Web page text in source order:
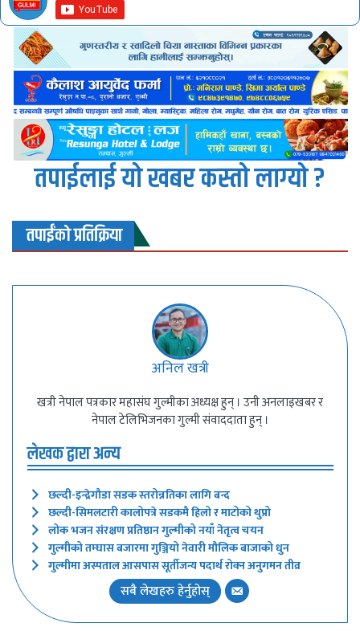
तपाईलाई यो खबर कस्तो लाग्यो ?
तपाईंको प्रतिक्रिया
अनिल खत्री
खत्री नेपाल पत्रकार महासंघ गुल्मीका अध्यक्ष हुन् । उनी अनलाइखबर र
नेपाल टेलिभिजनका गुल्मी संवाददाता हुन् ।
लेखक द्वारा अन्य
छल्दी-इन्द्रेगौडा सडक स्तरोन्नतिका लागि बन्द
छल्दी-सिमलटारी कालोपत्रे सडकमै हिलो र माटोको थुप्रो
लोक भजन संरक्षण प्रतिष्ठान गुल्मीको नयाँ नेतृत्व चयन
गुल्मीको तम्घास बजारमा गुञ्जियो नेवारी मौलिक बाजाको धुन
गुल्मीमा अस्पताल आसपास सूर्तीजन्य पदार्थ रोक्न अनुगमन तीव्र
सबै लेखहरु हेर्नुहोस्